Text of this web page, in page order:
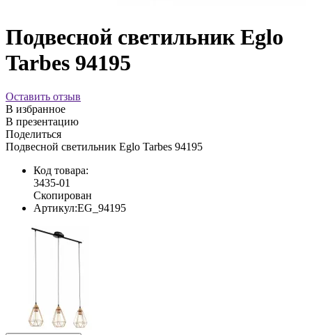
Подвесной светильник Eglo
Tarbes 94195
Оставить отзыв
В избранное
В презентацию
Поделиться
Подвесной светильник Eglo Tarbes 94195
Код товара:
3435-01
Скопирован
Артикул:EG_94195